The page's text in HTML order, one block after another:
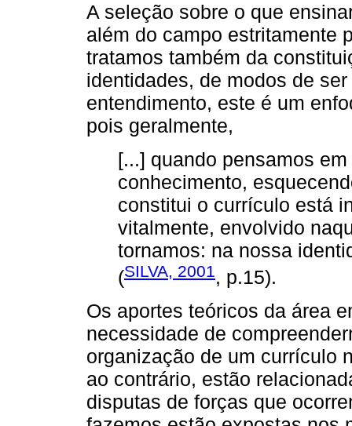
A seleção sobre o que
além do campo estritamente
tratamos também da
identidades, de modos de
entendimento, este é um
pois geralmente,
[...] quando pensamos
conhecimento,
constitui o currículo está
vitalmente, envolvido
tornamos: na nossa
(SILVA, 2001, p.15).
Os aportes teóricos da área
necessidade de
organização de um currículo
ao contrário, estão
disputas de forças que